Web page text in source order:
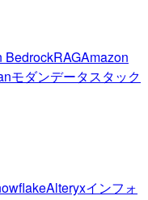
BedrockRAGAmazon
モダンデータスタック
Alteryxインフォ